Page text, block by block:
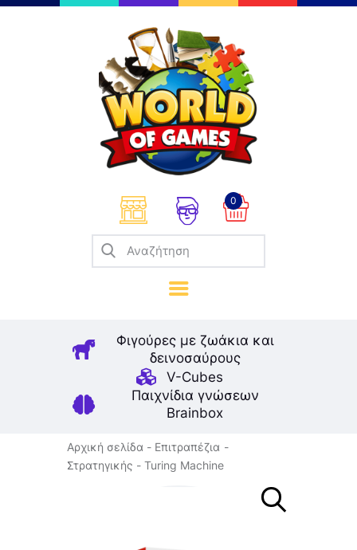
0
Φιγούρες με ζωάκια και
δεινοσαύρους
V-Cubes
Παιχνίδια γνώσεων
Brainbox
Επιτραπέζια
Παζλ
Παιχνίδια Καρτών
Σπαζοκεφαλιές
Κατασκευές
Καλλιτεχνικά
Μοντελισμός
Βιβλία
Παιχνίδια Ρόλων
Αρχική σελίδα
Επιτραπέζια
Στρατηγικής
Turing Machine